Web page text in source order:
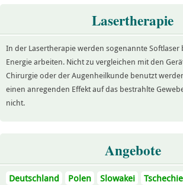
Lasertherapie
In der Lasertherapie werden sogenannte
Energie arbeiten. Nicht zu vergleichen mit den
Chirurgie oder der Augenheilkunde benutzt
einen anregenden Effekt auf das bestrahlte
nicht.
Angebote
Deutschland Polen Slowakei